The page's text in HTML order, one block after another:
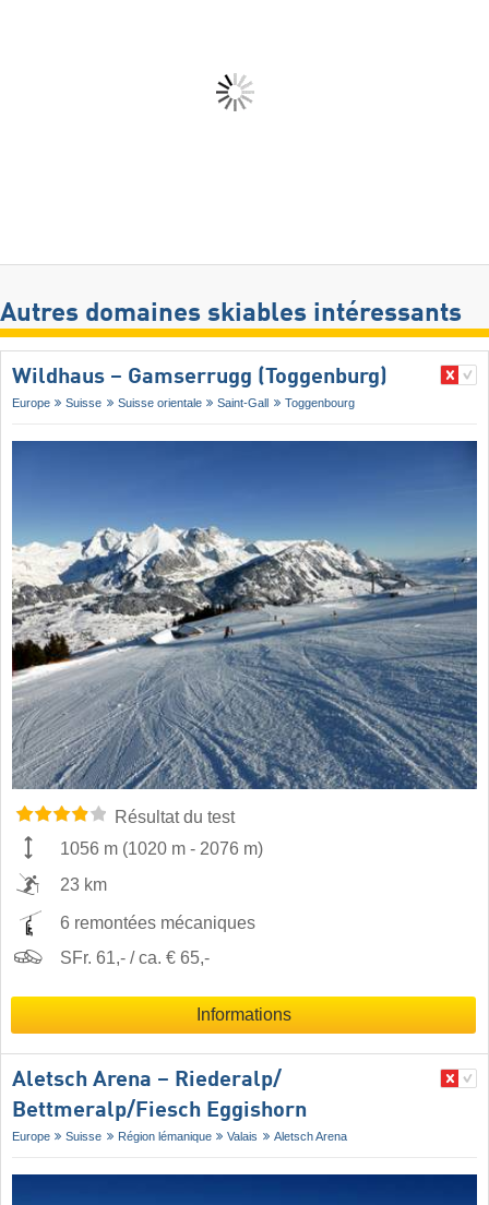
Autres domaines skiables intéressants
Wildhaus – Gamserrugg (Toggenburg)
Europe Suisse Suisse orientale Saint-Gall Toggenbourg
Résultat du test
1056 m (1020 m - 2076 m)
23 km
6 remontées mécaniques
SFr. 61,- / ca. € 65,-
Informations
Aletsch Arena – Riederalp/​
Bettmeralp/​Fiesch Eggishorn
Europe Suisse Région lémanique Valais Aletsch Arena